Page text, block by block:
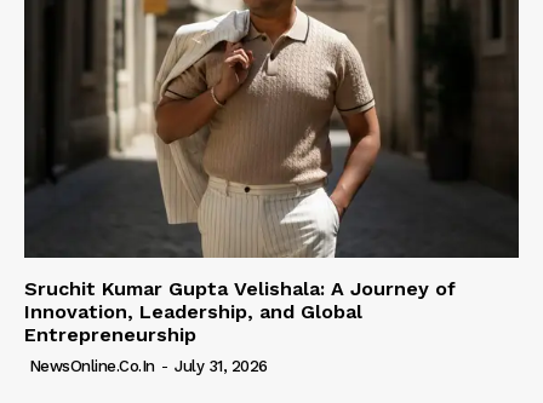
Sruchit Kumar Gupta Velishala: A Journey of
Innovation, Leadership, and Global
Entrepreneurship
NewsOnline.co.in - July 31, 2026